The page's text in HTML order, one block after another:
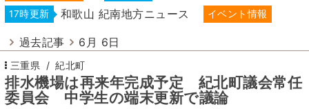
17時更新 和歌山 紀南地方ニュース イベント情報
過去記事 6月 6日
三重県 紀北町
排水機場は再来年完成予定 紀北町議会常任
委員会 中学生の端末更新で議論